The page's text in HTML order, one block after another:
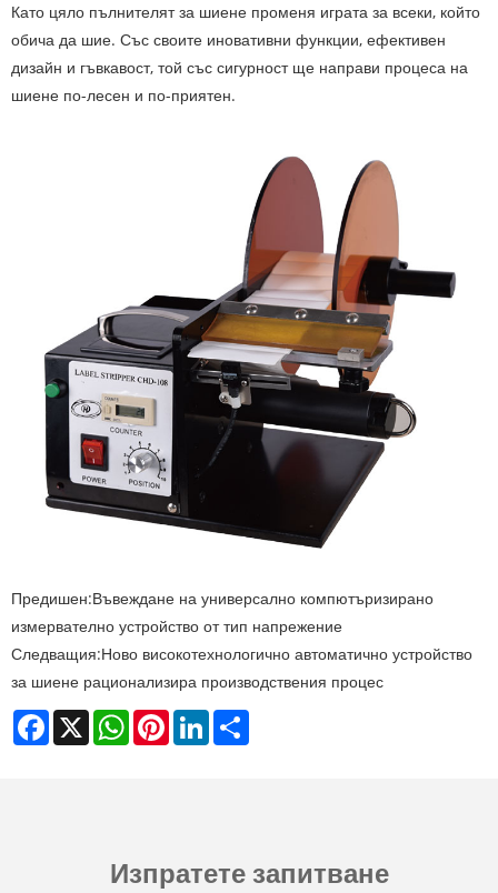
Като цяло пълнителят за шиене променя играта за всеки, който
обича да шие. Със своите иновативни функции, ефективен
дизайн и гъвкавост, той със сигурност ще направи процеса на
шиене по-лесен и по-приятен.
Предишен:Въвеждане на универсално компютъризирано
измервателно устройство от тип напрежение
Следващия:Ново високотехнологично автоматично устройство
за шиене рационализира производствения процес
Facebook
X WhatsAppPinterestLinkedIn
Изпратете запитване